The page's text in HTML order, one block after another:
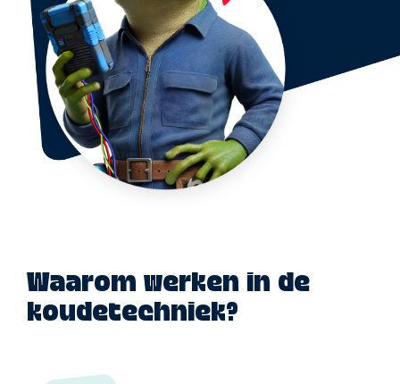
Waarom werken in de
koudetechniek?